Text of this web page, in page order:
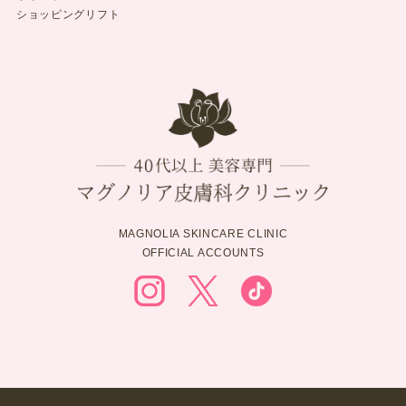
ショッピングリフト
MAGNOLIA SKINCARE CLINIC
OFFICIAL ACCOUNTS